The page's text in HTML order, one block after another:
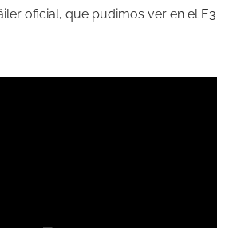
oficial, que pudimos ver en el E3